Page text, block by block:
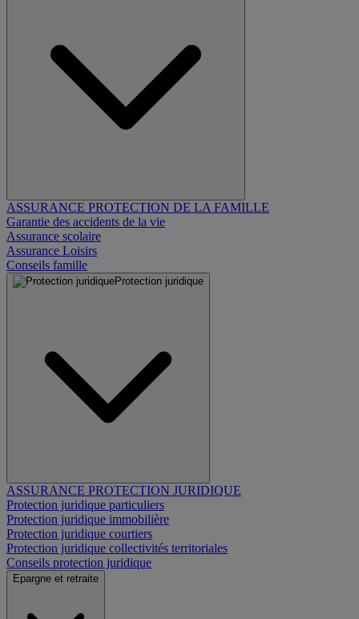
ASSURANCE PROTECTION DE LA FAMILLE
Garantie des accidents de la vie
Assurance scolaire
Assurance Loisirs
Conseils famille
Protection juridique
ASSURANCE PROTECTION JURIDIQUE
Protection juridique particuliers
Protection juridique immobilière
Protection juridique courtiers
Protection juridique collectivités territoriales
Conseils protection juridique
Epargne et retraite